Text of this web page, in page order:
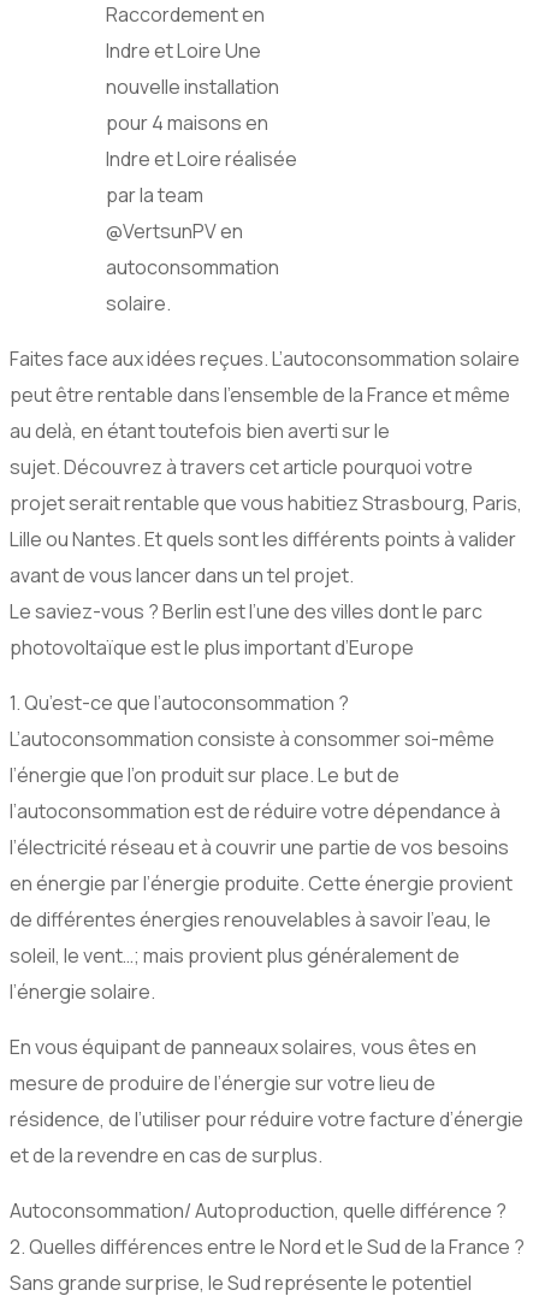
Raccordement en
Indre et Loire Une
nouvelle installation
pour 4 maisons en
Indre et Loire réalisée
par la team
@VertsunPV en
autoconsommation
solaire.
Faites face aux idées reçues. L’autoconsommation solaire
peut être rentable dans l’ensemble de la France et même
au delà, en étant toutefois bien averti sur le
sujet. Découvrez à travers cet article pourquoi votre
projet serait rentable que vous habitiez Strasbourg, Paris,
Lille ou Nantes. Et quels sont les différents points à valider
avant de vous lancer dans un tel projet.
Le saviez-vous ? Berlin est l’une des villes dont le parc
photovoltaïque est le plus important d’Europe
1. Qu’est-ce que l’autoconsommation ?
L’autoconsommation consiste à consommer soi-même
l’énergie que l’on produit sur place. Le but de
l’autoconsommation est de réduire votre dépendance à
l’électricité réseau et à couvrir une partie de vos besoins
en énergie par l’énergie produite. Cette énergie provient
de différentes énergies renouvelables à savoir l’eau, le
soleil, le vent…; mais provient plus généralement de
l’énergie solaire.
En vous équipant de panneaux solaires, vous êtes en
mesure de produire de l’énergie sur votre lieu de
résidence, de l’utiliser pour réduire votre facture d’énergie
et de la revendre en cas de surplus.
Autoconsommation/ Autoproduction, quelle différence ?
2. Quelles différences entre le Nord et le Sud de la France ?
Sans grande surprise, le Sud représente le potentiel